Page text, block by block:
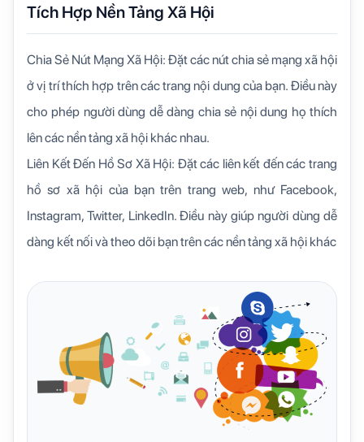
Tích Hợp Nền Tảng Xã Hội
Chia Sẻ Nút Mạng Xã Hội: Đặt các nút chia sẻ mạng xã hội
ở vị trí thích hợp trên các trang nội dung của bạn. Điều này
cho phép người dùng dễ dàng chia sẻ nội dung họ thích
lên các nền tảng xã hội khác nhau.
Liên Kết Đến Hồ Sơ Xã Hội: Đặt các liên kết đến các trang
hồ sơ xã hội của bạn trên trang web, như Facebook,
Instagram, Twitter, LinkedIn. Điều này giúp người dùng dễ
dàng kết nối và theo dõi bạn trên các nền tảng xã hội khác